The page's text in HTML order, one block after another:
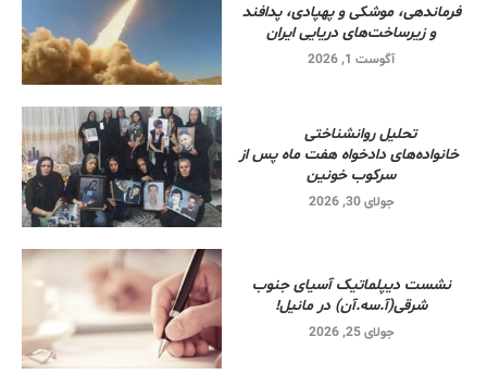
فرماندهی، موشکی و پهپادی، پدافند
و زیرساخت‌های دریایی ایران
آگوست 1, 2026
تحلیل روانشناختی
خانواده‌های دادخواه هفت ماه پس از
سرکوب خونین
جولای 30, 2026
نشست دیپلماتیک آسیای جنوب
شرقی‌(آ.سه.آن) در مانیل!
جولای 25, 2026